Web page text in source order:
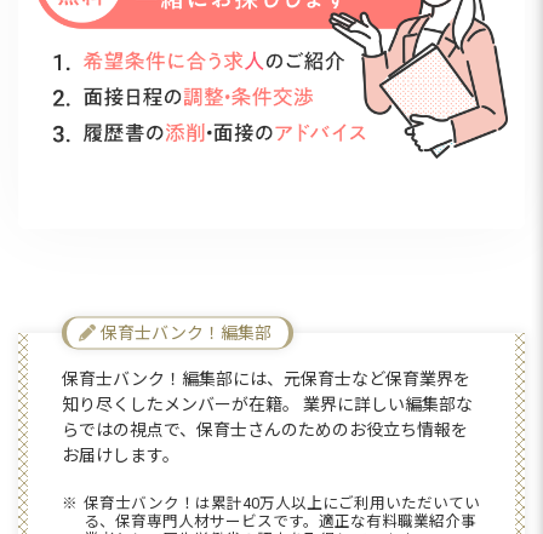
保育士バンク！編集部
保育士バンク！編集部には、元保育士など保育業界を
知り尽くしたメンバーが在籍。 業界に詳しい編集部な
らではの視点で、保育士さんのためのお役立ち情報を
お届けします。
保育士バンク！は累計40万人以上にご利用いただいてい
る、保育専門人材サービスです。適正な有料職業紹介事